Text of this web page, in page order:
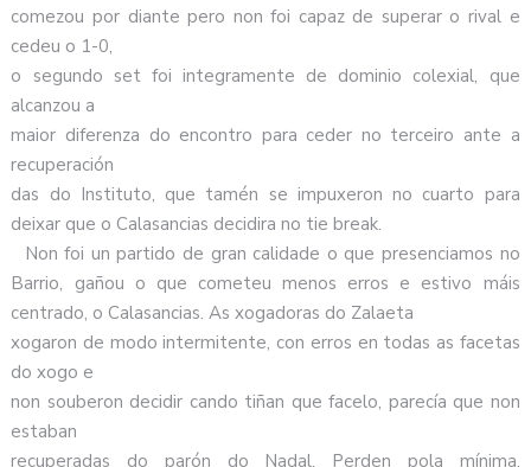
comezou por diante pero non foi capaz de superar o rival e
cedeu o 1-0,
o segundo set foi integramente de dominio colexial, que
alcanzou a
maior diferenza do encontro para ceder no terceiro ante a
recuperación
das do Instituto, que tamén se impuxeron no cuarto para
deixar que o Calasancias decidira no tie break.
Non foi un partido de gran calidade o que presenciamos no
Barrio, gañou o que cometeu menos erros e estivo máis
centrado, o Calasancias. As xogadoras do Zalaeta
xogaron de modo intermitente, con erros en todas as facetas
do xogo e
non souberon decidir cando tiñan que facelo, parecía que non
estaban
recuperadas do parón do Nadal. Perden pola mínima,